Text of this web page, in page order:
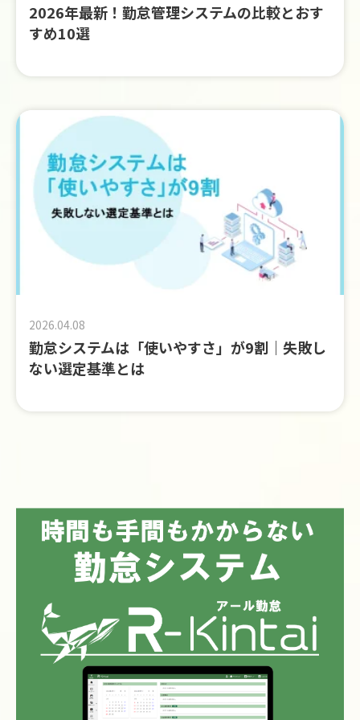
2026年最新！勤怠管理システムの比較とおす
すめ10選
2026.04.08
勤怠システムは「使いやすさ」が9割｜失敗し
ない選定基準とは